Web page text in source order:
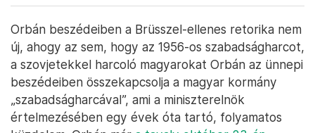
Orbán beszédeiben a Brüsszel-ellenes retorika nem
új, ahogy az sem, hogy az 1956-os szabadságharcot,
a szovjetekkel harcoló magyarokat Orbán az ünnepi
beszédeiben összekapcsolja a magyar kormány
„szabadságharcával”, ami a miniszterelnök
értelmezésében egy évek óta tartó, folyamatos